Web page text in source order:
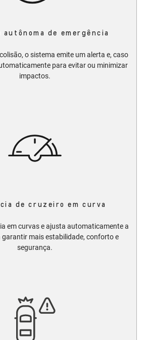
autônoma de emergência
o sistema emite um alerta e, caso
para evitar ou minimizar
impactos.​​​
de cruzeiro em curva
em curvas e ajusta automaticamente a
garantir mais estabilidade, conforto e
segurança.